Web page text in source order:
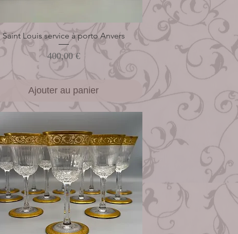
Aperçu rapide
Saint Louis service à porto Anvers
Prix
400,00 €
Ajouter au panier